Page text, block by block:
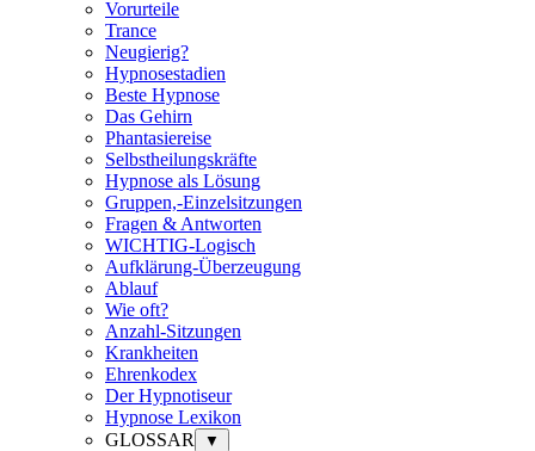
Vorurteile
Trance
Neugierig?
Hypnosestadien
Beste Hypnose
Das Gehirn
Phantasiereise
Selbstheilungskräfte
Hypnose als Lösung
Gruppen,-Einzelsitzungen
Fragen & Antworten
WICHTIG-Logisch
Aufklärung-Überzeugung
Ablauf
Wie oft?
Anzahl-Sitzungen
Krankheiten
Ehrenkodex
Der Hypnotiseur
Hypnose Lexikon
GLOSSAR
▼